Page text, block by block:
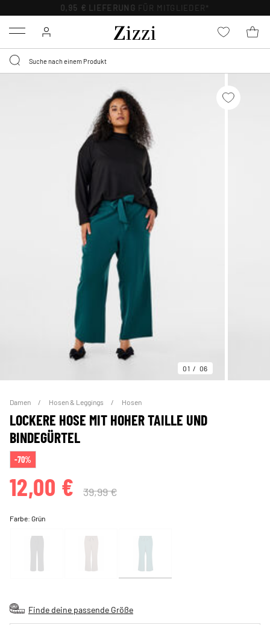
0,95 € LIEFERUNG FÜR MITGLIEDER*
Menu
01 06
Damen Hosen & Leggings Hosen
LOCKERE HOSE MIT HOHER TAILLE UND
BINDEGÜRTEL
-70%
12,00 € 39,99 €
Farbe:Grün
Finde deine passende Größe